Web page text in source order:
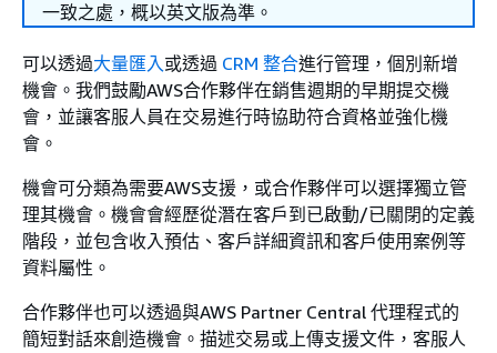
一致之處，概以英文版為準。
可以透過大量匯入或透過 CRM 整合進行管理，個別新增
機會。我們鼓勵AWS合作夥伴在銷售週期的早期提交機
會，並讓客服人員在交易進行時協助符合資格並強化機
會。
機會可分類為需要AWS支援，或合作夥伴可以選擇獨立管
理其機會。機會會經歷從潛在客戶到已啟動/已關閉的定義
階段，並包含收入預估、客戶詳細資訊和客戶使用案例等
資料屬性。
合作夥伴也可以透過與AWS Partner Central 代理程式的
簡短對話來創造機會。描述交易或上傳支援文件，客服人